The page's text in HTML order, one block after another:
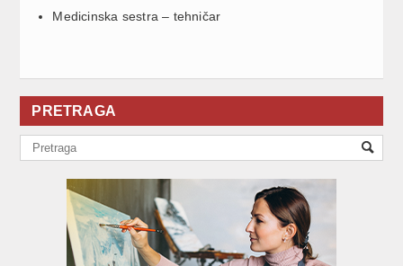
Medicinska sestra – tehničar
PRETRAGA